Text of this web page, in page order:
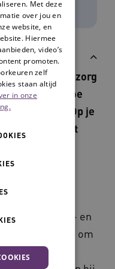
transmurale zorg
Doe
Zorgbrug. Op je
dat het jou het
, revalidatie- en
samen om
zo goed
Met deze
over jou en
website, en
Hiermee
video’s
promoten.
zelf
staan altijd
in onze